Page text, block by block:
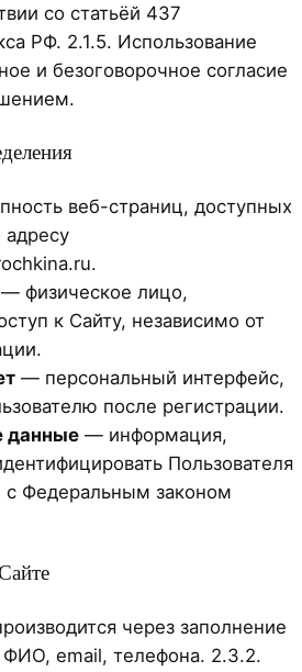
со статьёй 437
РФ. 2.1.5. Использование
и безоговорочное согласие
веб-страниц, доступных
адресу
— физическое лицо,
к Сайту, независимо от
— персональный интерфейс,
после регистрации.
данные — информация,
Пользователя
с Федеральным законом
через заполнение
email, телефона. 2.3.2.